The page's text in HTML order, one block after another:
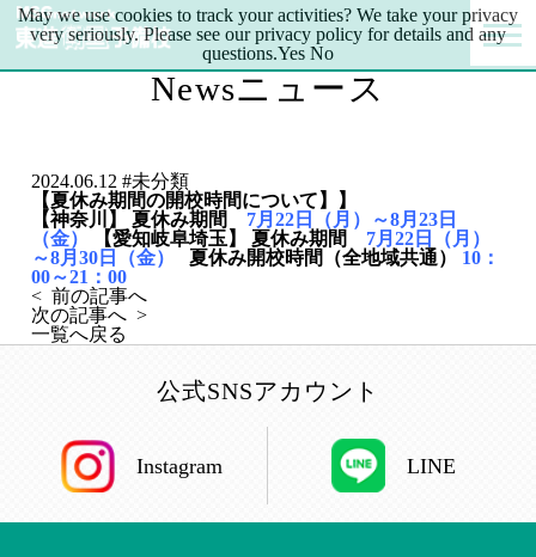
Newsニュース
2024.06.12 #未分類
【夏休み期間の開校時間について】】
【神奈川】
夏休み期間 7月22日（月）～8月23日
（金）
【愛知岐阜埼玉】 夏休み期間 7月22日（月）
～8月30日（金）
夏休み開校時間（全地域共通）
10：
00～21：00
< 前の記事へ
次の記事へ >
一覧へ戻る
公式SNSアカウント
Instagram LINE
May we use cookies to track your activities? We take your privacy
very seriously. Please see our privacy policy for details and any
questions.Yes No